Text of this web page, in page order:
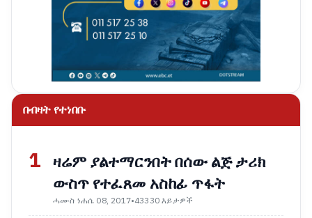
በብዛት የተነበቡ
1 ዛሬም ያልተማርንበት በሰው ልጅ ታሪክ
ውስጥ የተፈጸመ አስከፊ ጥፋት
ሓሙስ ነሐሴ 08, 2017•43330 እይታዎች